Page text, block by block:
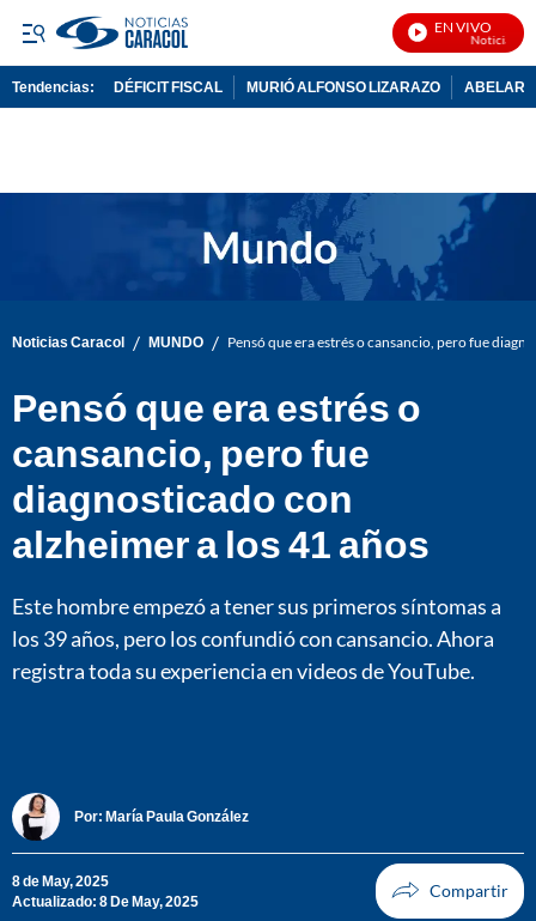
EN VIVO
Noticias
Tendencias: DÉFICIT FISCAL MURIÓ ALFONSO LIZARAZO
Noticias Caracol / MUNDO / Pensó que era estrés o cansancio, pero fue
Pensó que era estrés o
cansancio, pero fue
diagnosticado con
alzheimer a los 41 años
Este hombre empezó a tener sus primeros síntomas a
los 39 años, pero los confundió con cansancio. Ahora
registra toda su experiencia en videos de YouTube.
Por: María Paula González
8 de May, 2025
Actualizado: 8 De May, 2025